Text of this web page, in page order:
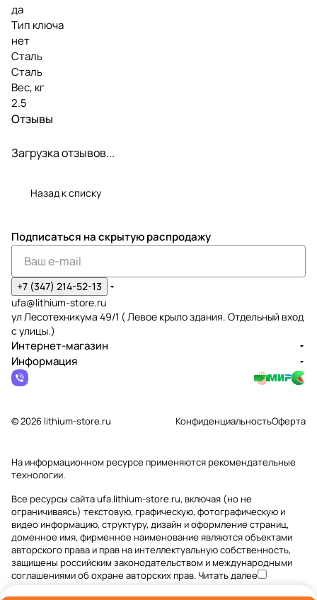
да
Тип ключа
нет
Сталь
Сталь
Вес, кг
2.5
Отзывы
Загрузка отзывов...
Назад к списку
Подписаться на скрытую распродажу
+7 (347) 214-52-13
ufa@lithium-store.ru
ул Лесотехникума 49/1 ( Левое крыло здания. Отдельный вход
с улицы.)
Интернет-магазин
Информация
© 2026 lithium-store.ru КонфиденциальностьОферта
На информационном ресурсе применяютсярекомендательные
технологии.
Все ресурсы сайта ufa.lithium-store.ru, включая (но не
ограничиваясь) текстовую, графическую, фотографическую и
видео информацию, структуру, дизайн и оформление страниц,
доменное имя, фирменное наименование являются объектами
авторского права и прав на интеллектуальную собственность,
защищены российским законодательством и международными
соглашениями об охране авторских прав.Читать далее